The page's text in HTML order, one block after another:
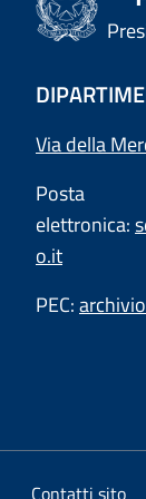
Via della
Posta
elettronica:
o.it
PEC:
Contatti sito